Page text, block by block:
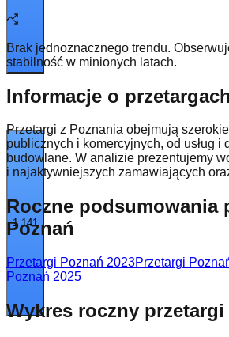
1 141
Brak jednoznacznego trendu.
stabilność w minionych latach.
Informacje o
Przetargi z Poznania obejmują
publicznych i komercyjnych, od usług i
budowlane. W analizie prezentujemy
i najaktywniejszych zamawiających
Roczne podsumowania
Poznań
Przetargi Poznań 2023Przetargi
Poznań 2025
Wykres roczny przetargi